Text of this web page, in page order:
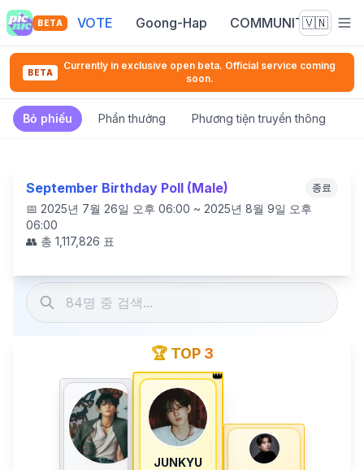
BETA VOTE Goong-Hap COMMUNITY🇻🇳
BETA
Currently in exclusive open beta. Official service coming
soon.
Bỏ phiếu Phần thưởng Phương tiện truyền thông
September Birthday Poll (Male) 종료
📅 2025년 7월 26일 오후 06:00 ~ 2025년 8월 9일 오후
06:00
👥 총 1,117,826 표
🏆 TOP 3
👑
JUNKYU